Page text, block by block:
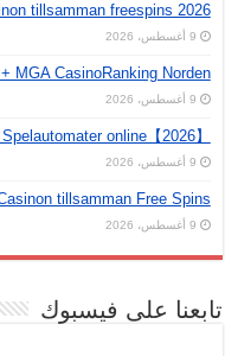
tillsamman freespins 2026
9 أغسطس، 2026
MGA CasinoRanking Norden
9 أغسطس، 2026
online【2026】
9 أغسطس، 2026
tillsamman Free Spins
9 أغسطس، 2026
تابعنا على فيسبوك